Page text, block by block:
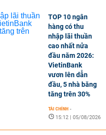
TOP 10 ngân
hàng có thu
nhập lãi thuần
cao nhất nửa
đầu năm 2026:
VietinBank
vươn lên dẫn
đầu, 5 nhà băng
tăng trên 30%
TÀI CHÍNH -
15:12 | 05/08/2026